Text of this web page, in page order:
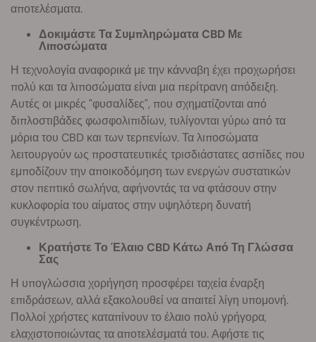
αποτελέσματα.
Δοκιμάστε Τα Συμπληρώματα CBD Με
Λιποσώματα
Η τεχνολογία αναφορικά με την κάνναβη έχει προχωρήσει
πολύ και τα λιποσώματα είναι μια περίτρανη απόδειξη.
Αυτές οι μικρές "φυσαλίδες", που σχηματίζονται από
διπλοστιβάδες φωσφολιπιδίων, τυλίγονται γύρω από τα
μόρια του CBD και των τερπενίων. Τα λιποσώματα
λειτουργούν ως προστατευτικές τρισδιάστατες ασπίδες που
εμποδίζουν την αποικοδόμηση των ενεργών συστατικών
στον πεπτικό σωλήνα, αφήνοντάς τα να φτάσουν στην
κυκλοφορία του αίματος στην υψηλότερη δυνατή
συγκέντρωση.
Κρατήστε Το Έλαιο CBD Κάτω Από Τη Γλώσσα
Σας
Η υπογλώσσια χορήγηση προσφέρει ταχεία έναρξη
επιδράσεων, αλλά εξακολουθεί να απαιτεί λίγη υπομονή.
Πολλοί χρήστες καταπίνουν το έλαιο πολύ γρήγορα,
ελαχιστοποιώντας τα αποτελέσματά του. Αφήστε τις